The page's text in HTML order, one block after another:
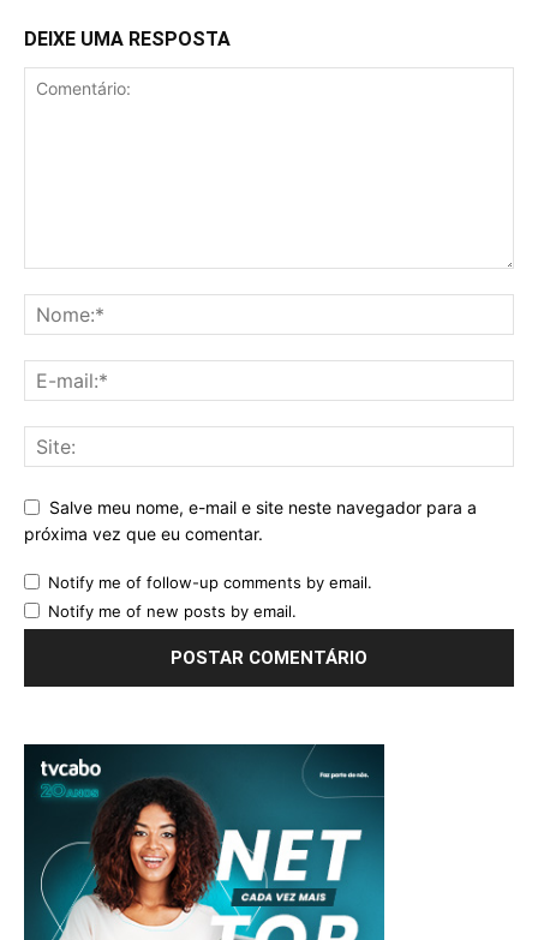
DEIXE UMA RESPOSTA
Salve meu nome, e-mail e site neste navegador para a
próxima vez que eu comentar.
Notify me of follow-up comments by email.
Notify me of new posts by email.